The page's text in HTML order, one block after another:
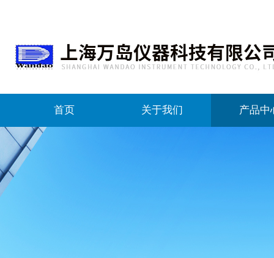
首页 关于我们 产品中